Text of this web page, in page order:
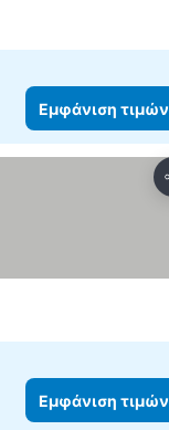
Εμφάνιση τιμών
Εμφάνιση τιμών